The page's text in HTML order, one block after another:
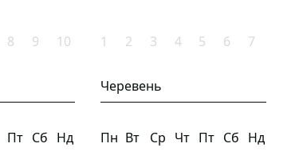
8 9 10 1 2 3 4 5 6 7
Пт Сб Нд
Черевень
Пн Вт Ср Чт Пт Сб Нд